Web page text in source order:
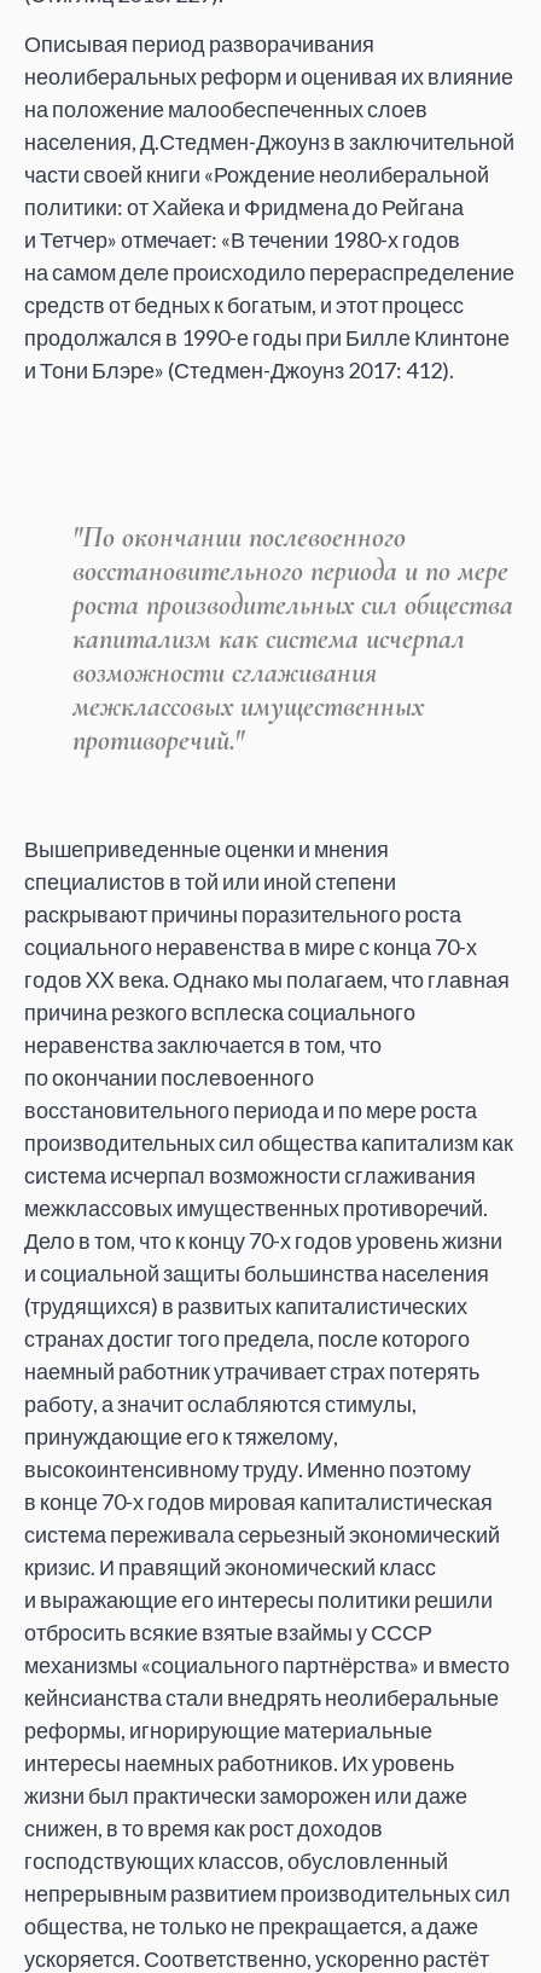
Описывая период разворачивания
неолиберальных реформ иоценивая ихвлияние
на положение малообеспеченных слоев
населения, Д.Стедмен-Джоунз взаключительной
части своей книги «Рождение неолиберальной
политики: отХайека и Фридмена доРейгана
иТетчер»отмечает: «Втечении 1980-х годов
насамом деле происходило перераспределение
средств отбедных кбогатым, иэтот процесс
продолжался в 1990-е годы при Билле Клинтоне
иТони Блэре» (Стедмен-Джоунз 2017: 412).
"По окончании послевоенного
восстановительного периода и по мере
роста производительных сил общества
капитализм как система исчерпал
возможности сглаживания
межклассовых имущественных
противоречий."
Вышеприведенные оценки и мнения
специалистов втой или иной степени
раскрывают причины поразительного роста
социального неравенства в мире сконца 70-х
годов XX века. Однако мы полагаем, что главная
причина резкого всплеска социального
неравенства заключается втом, что
поокончании послевоенного
восстановительного периода и помере роста
производительных сил общества капитализм как
система исчерпал возможности сглаживания
межклассовых имущественных противоречий.
Дело втом, что кконцу 70-х годов уровень жизни
исоциальной защиты большинства населения
(трудящихся) в развитых капиталистических
странах достиг того предела, после которого
наемный работник утрачивает страх потерять
работу, азначит ослабляются стимулы,
принуждающие его ктяжелому,
высокоинтенсивному труду. Именно поэтому
в конце 70-х годов мировая капиталистическая
система переживала серьезный экономический
кризис. И правящий экономический класс
и выражающие его интересы политики решили
отбросить всякие взятые взаймы уСССР
механизмы «социального партнёрства» и вместо
кейнсианства стали внедрять неолиберальные
реформы, игнорирующие материальные
интересы наемных работников. Ихуровень
жизни был практически заморожен или даже
снижен, втовремя как рост доходов
господствующих классов, обусловленный
непрерывным развитием производительных сил
общества, нетолько непрекращается, адаже
ускоряется. Соответственно, ускоренно растёт